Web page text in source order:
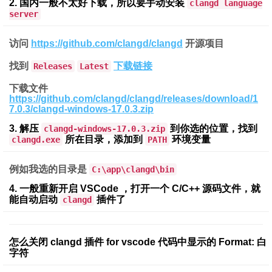
2. 国内一般不太好下载，所以要手动安装 clangd language
server
访问 https://github.com/clangd/clangd 开源项目
找到 Releases Latest 下载链接
下载文件
https://github.com/clangd/clangd/releases/download/1
7.0.3/clangd-windows-17.0.3.zip
3. 解压 clangd-windows-17.0.3.zip 到你选的位置，找到
clangd.exe 所在目录，添加到 PATH 环境变量
例如我选的目录是 C:\app\clangd\bin
4. 一般重新开启 VSCode ，打开一个 C/C++ 源码文件，就
能自动启动 clangd 插件了
怎么关闭 clangd 插件 for vscode 代码中显示的 Format: 白
字符